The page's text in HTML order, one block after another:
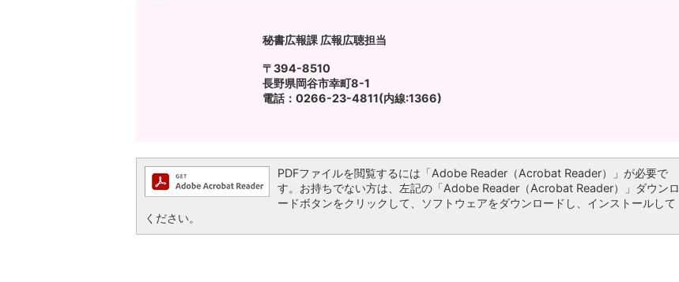
秘書広報課 広報広聴担当
〒394-8510
長野県岡谷市幸町8-1
電話：0266-23-4811(内線:1366)
PDFファイルを閲覧するには「Adobe Reader（Acrobat Reader）」が必要で
す。お持ちでない方は、左記の「Adobe Reader（Acrobat Reader）」ダウンロ
ードボタンをクリックして、ソフトウェアをダウンロードし、インストールして
ください。